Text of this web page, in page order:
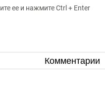
ее и нажмите Ctrl + Enter
Комментарии